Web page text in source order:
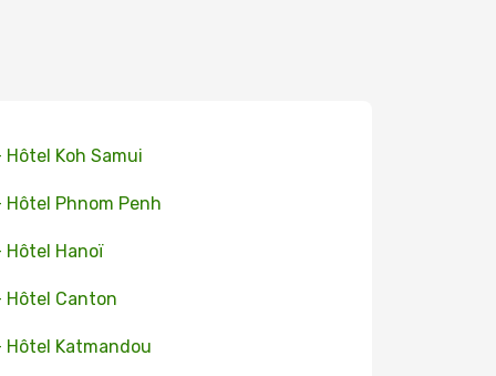
Hôtel Koh Samui
Hôtel Phnom Penh
Hôtel Hanoï
Hôtel Canton
Hôtel Katmandou